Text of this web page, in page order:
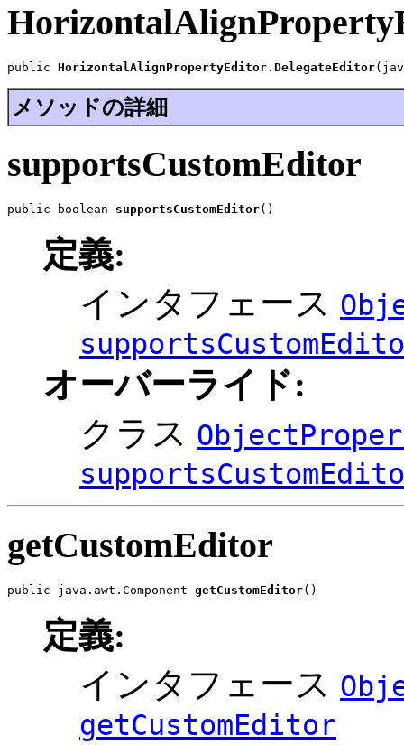
public HorizontalAlignPropertyEditor.DelegateEditor
メソッドの詳細
supportsCustomEditor
public boolean supportsCustomEditor()
定義:
インタフェース
オーバーライド:
クラス
getCustomEditor
public java.awt.Component getCustomEditor()
定義:
インタフェース
getCustomEditor